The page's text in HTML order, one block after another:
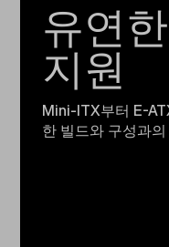
유연
지원
Mini-ITX부터 E-
한 빌드와 구성과